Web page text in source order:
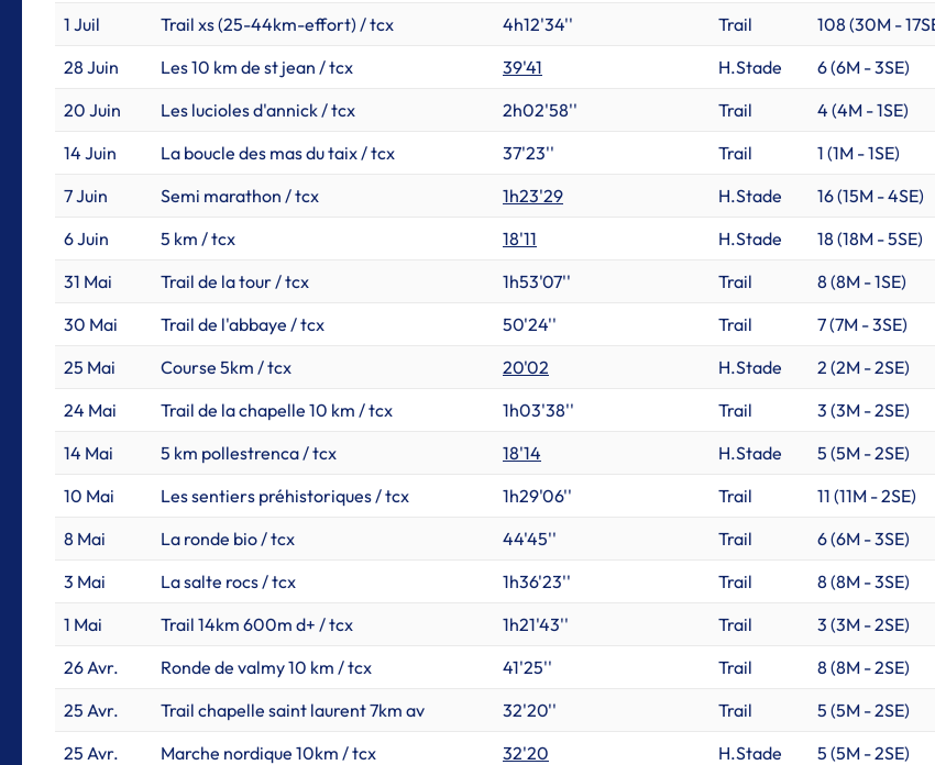
1 Juil
Trail xs (25-44km-effort) / tcx 4h12'34'' Trail 108 (30M -
28 Juin
Les 10 km de st jean / tcx 39'41 H.Stade 6 (6M -3SE)
20 Juin
Les lucioles d'annick / tcx 2h02'58'' Trail 4 (4M -1SE)
14 Juin
La boucle des mas du taix / tcx 37'23'' Trail 1 (1M -1SE)
7 Juin
Semi marathon / tcx 1h23'29 H.Stade 16 (15M -4SE)
6 Juin
5 km / tcx 18'11 H.Stade 18 (18M -5SE)
31 Mai
Trail de la tour / tcx 1h53'07'' Trail 8 (8M -1SE)
30 Mai
Trail de l'abbaye / tcx 50'24'' Trail 7 (7M -3SE)
25 Mai
Course 5km / tcx 20'02 H.Stade 2 (2M -2SE)
24 Mai
Trail de la chapelle 10 km / tcx 1h03'38'' Trail 3 (3M -2SE)
14 Mai
5 km pollestrenca / tcx 18'14 H.Stade 5 (5M -2SE)
10 Mai
Les sentiers préhistoriques / tcx 1h29'06'' Trail 11 (11M -2SE)
8 Mai
La ronde bio / tcx 44'45'' Trail 6 (6M -3SE)
3 Mai
La salte rocs / tcx 1h36'23'' Trail 8 (8M -3SE)
1 Mai
Trail 14km 600m d+ / tcx 1h21'43'' Trail 3 (3M -2SE)
26 Avr.
Ronde de valmy 10 km / tcx 41'25'' Trail 8 (8M -2SE)
25 Avr.
Trail chapelle saint laurent 7km av 32'20'' Trail 5 (5M -2SE)
25 Avr.
Marche nordique 10km / tcx 32'20 H.Stade 5 (5M -2SE)